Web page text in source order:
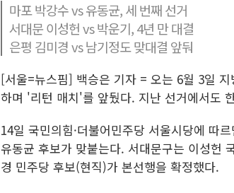
마포 박강수 vs 유동균, 세 번째 선거
서대문 이성헌 vs 박운기, 4년 만 대결
은평 김미경 vs 남기정도 맞대결 앞둬
[서울=뉴스핌] 백승은 기자 = 오는 6월 3일
하며 '리턴 매치'를 앞뒀다. 지난 선거에서도
14일 국민의힘·더불어민주당 서울시당에 따
유동균 후보가 맞붙는다. 서대문구는 이성헌
경 민주당 후보(현직)가 본선행을 확정했다.